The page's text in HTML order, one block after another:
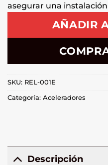
asegurar una
AÑADIR
SKU: REL-001E
Categoría: Aceleradores
Descripción